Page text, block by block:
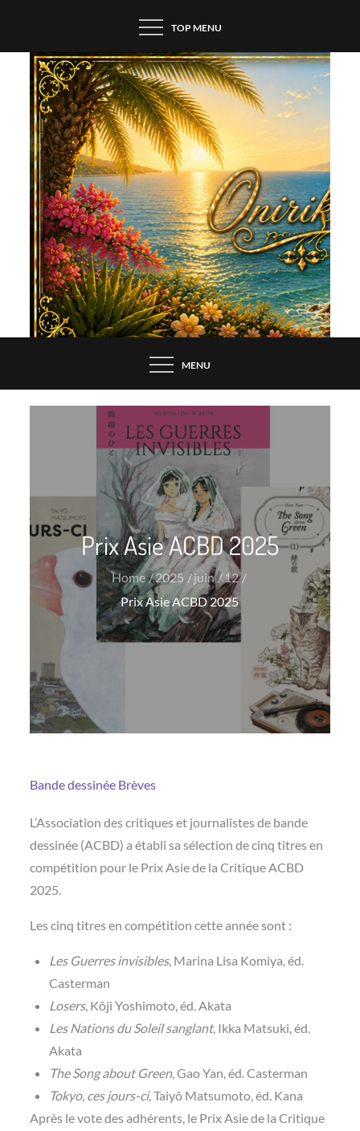
content
TOP MENU
MENU
Prix Asie ACBD 2025
Home 2025 juin
12
Prix Asie ACBD 2025
Bande dessinée Brèves
L’Association des critiques et journalistes de bande
dessinée (ACBD) a établi sa sélection de cinq titres en
compétition pour le Prix Asie de la Critique ACBD
2025.
Les cinq titres en compétition cette année sont :
Les Guerres invisibles, Marina Lisa Komiya, éd.
Casterman
Losers, Kôji Yoshimoto, éd. Akata
Les Nations du Soleil sanglant, Ikka Matsuki, éd.
Akata
The Song about Green, Gao Yan, éd. Casterman
Tokyo, ces jours-ci, Taiyô Matsumoto, éd. Kana
Après le vote des adhérents, le Prix Asie de la Critique